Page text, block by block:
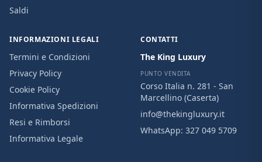
Saldi
INFORMAZIONI LEGALI
Termini e Condizioni
Privacy Policy
Cookie Policy
Informativa Spedizioni
Resi e Rimborsi
Informativa Legale
CONTATTI
The King Luxury
PUNTO VENDITA
Corso Italia n. 281 - San
Marcellino (Caserta)
info@thekingluxury.it
WhatsApp: 327 049 5709